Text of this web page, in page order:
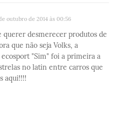
outubro de 2014 às 00:56
querer desmerecer produtos de
que não seja Volks, a
"Sim" foi a primeira a
no latin entre carros que
aqui!!!!